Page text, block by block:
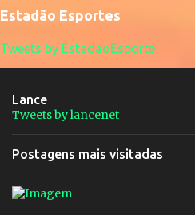
Estadão Esportes
Tweets by EstadaoEsporte
Lance
Tweets by lancenet
Postagens mais visitadas